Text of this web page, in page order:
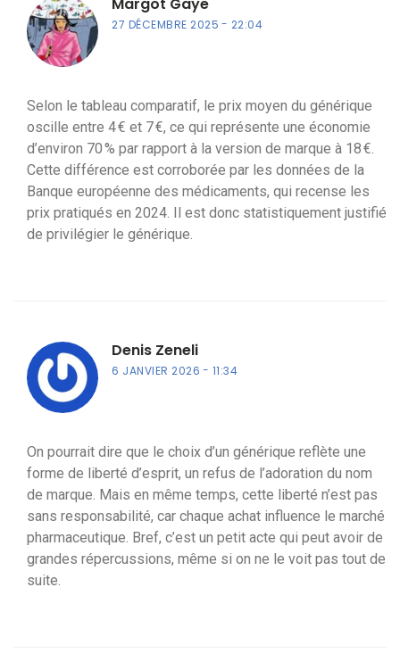
27 DÉCEMBRE 2025 22:04
Selon le tableau comparatif, le prix moyen du générique
oscille entre 4 € et 7 €, ce qui représente une économie
d’environ 70 % par rapport à la version de marque à 18 €.
Cette différence est corroborée par les données de la
Banque européenne des médicaments, qui recense les
prix pratiqués en 2024. Il est donc statistiquement justifié
de privilégier le générique.
Denis Zeneli
6 JANVIER 2026 11:34
On pourrait dire que le choix d’un générique reflète une
forme de liberté d’esprit, un refus de l’adoration du nom
de marque. Mais en même temps, cette liberté n’est pas
sans responsabilité, car chaque achat influence le marché
pharmaceutique. Bref, c’est un petit acte qui peut avoir de
grandes répercussions, même si on ne le voit pas tout de
suite.